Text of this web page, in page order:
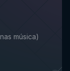
música)